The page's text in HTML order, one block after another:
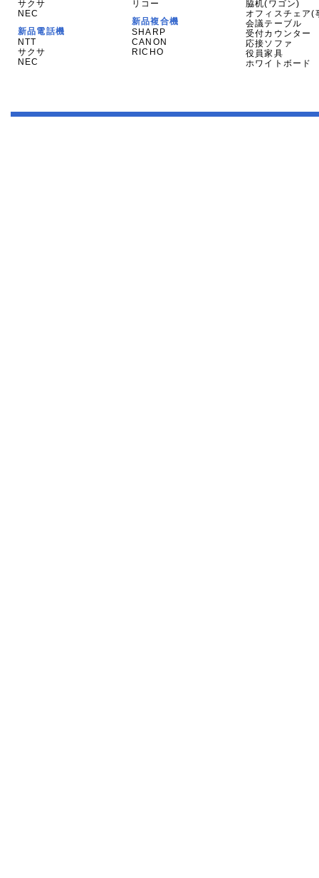
サクサ
NEC
新品電話機
NTT
サクサ
NEC
リコー
新品複合機
SHARP
CANON
RICHO
脇机(ワゴン)
オフィスチェア(
会議テーブル
受付カウンター
応接ソファ
役員家具
ホワイトボード